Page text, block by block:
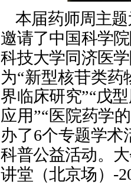
本届药师周主
邀请了中国科学
科技大学同济医
为“新型核苷类
界临床研究”“戊
应用”“医院药学
办了6个专题学术
科普公益活动。
讲堂（北京场）-